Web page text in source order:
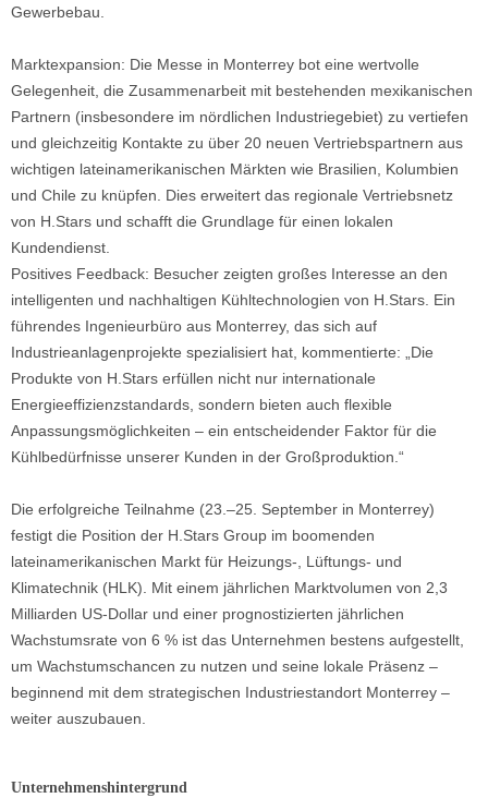
Gewerbebau.
Marktexpansion: Die Messe in Monterrey bot eine wertvolle
Gelegenheit, die Zusammenarbeit mit bestehenden mexikanischen
Partnern (insbesondere im nördlichen Industriegebiet) zu vertiefen
und gleichzeitig Kontakte zu über 20 neuen Vertriebspartnern aus
wichtigen lateinamerikanischen Märkten wie Brasilien, Kolumbien
und Chile zu knüpfen. Dies erweitert das regionale Vertriebsnetz
von H.Stars und schafft die Grundlage für einen lokalen
Kundendienst.
Positives Feedback: Besucher zeigten großes Interesse an den
intelligenten und nachhaltigen Kühltechnologien von H.Stars. Ein
führendes Ingenieurbüro aus Monterrey, das sich auf
Industrieanlagenprojekte spezialisiert hat, kommentierte: „Die
Produkte von H.Stars erfüllen nicht nur internationale
Energieeffizienzstandards, sondern bieten auch flexible
Anpassungsmöglichkeiten – ein entscheidender Faktor für die
Kühlbedürfnisse unserer Kunden in der Großproduktion.“
Die erfolgreiche Teilnahme (23.–25. September in Monterrey)
festigt die Position der H.Stars Group im boomenden
lateinamerikanischen Markt für Heizungs-, Lüftungs- und
Klimatechnik (HLK). Mit einem jährlichen Marktvolumen von 2,3
Milliarden US-Dollar und einer prognostizierten jährlichen
Wachstumsrate von 6 % ist das Unternehmen bestens aufgestellt,
um Wachstumschancen zu nutzen und seine lokale Präsenz –
beginnend mit dem strategischen Industriestandort Monterrey –
weiter auszubauen.
Unternehmenshintergrund